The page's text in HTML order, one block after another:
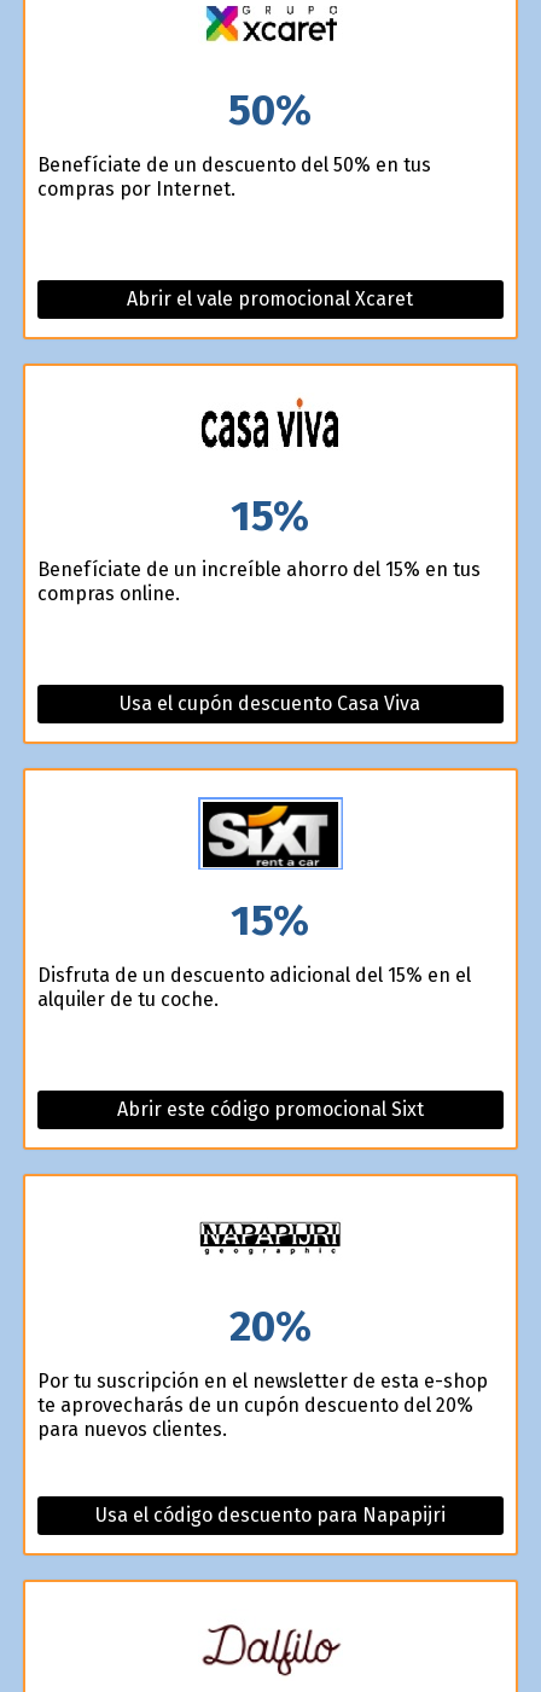
50%
Benefíciate de un descuento del 50% en tus
compras por Internet.
Abrir el vale promocional Xcaret
15%
Benefíciate de un increíble ahorro del 15% en tus
compras online.
Usa el cupón descuento Casa Viva
15%
Disfruta de un descuento adicional del 15% en el
alquiler de tu coche.
Abrir este código promocional Sixt
20%
Por tu suscripción en el newsletter de esta e-shop
te aprovecharás de un cupón descuento del 20%
para nuevos clientes.
Usa el código descuento para Napapijri